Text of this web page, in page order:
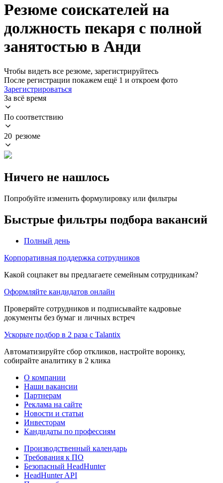
Резюме соискателей на
должность пекаря с полной
занятостью в Анди
Чтобы видеть все резюме, зарегистрируйтесь
После регистрации покажем ещё 1 и откроем фото
Зарегистрироваться
За всё время
По соответствию
20 резюме
Ничего не нашлось
Попробуйте изменить формулировку или фильтры
Быстрые фильтры подбора вакансий
Полный день
Корпоративная поддержка сотрудников
Какой соцпакет вы предлагаете семейным сотрудникам?
Оформляйте кандидатов онлайн
Проверяйте сотрудников и подписывайте кадровые
документы без бумаг и личных встреч
Ускорьте подбор в 2 раза с Talantix
Автоматизируйте сбор откликов, настройте воронку,
собирайте аналитику в 2 клика
О компании
Наши вакансии
Партнерам
Реклама на сайте
Новости и статьи
Инвесторам
Кандидаты по профессиям
Производственный календарь
Требования к ПО
Безопасный HeadHunter
HeadHunter API